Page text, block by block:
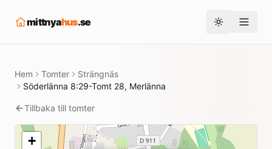
mittnyahus.se Toggle theme
Hem Tomter
Strängnäs
Söderlänna 8:29-Tomt 28, Merlänna
Tillbaka till tomter
+